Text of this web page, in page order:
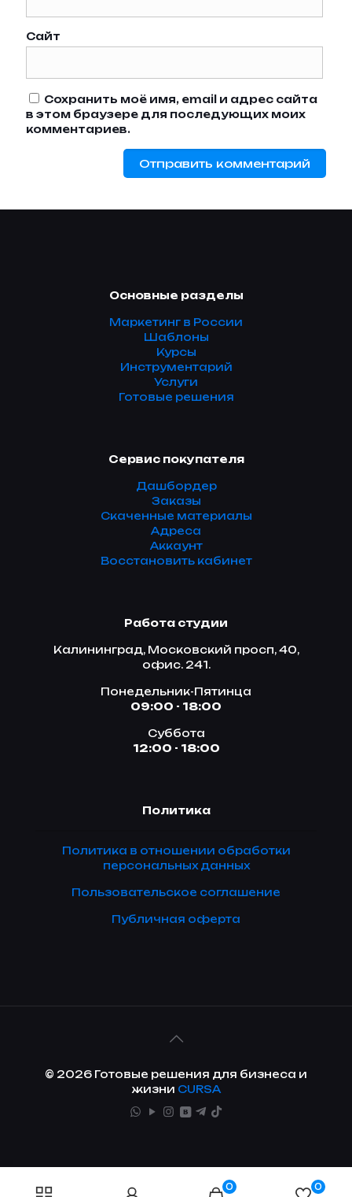
Сайт
Сохранить моё имя, email и адрес сайта
в этом браузере для последующих моих
комментариев.
Основные разделы
Маркетинг в России
Шаблоны
Курсы
Инструментарий
Услуги
Готовые решения
Сервис покупателя
Дашбордер
Заказы
Скаченные материалы
Адреса
Аккаунт
Восстановить кабинет
Работа студии
Калининград, Московский просп, 40,
офис. 241.
Понедельник-Пятинца
09:00 - 18:00
Суббота
12:00 - 18:00
Политика
Политика в отношении обработки
персональных данных
Пользовательское соглашение
Публичная оферта
© 2026 Готовые решения для бизнеса и
жизни CURSA
0 0